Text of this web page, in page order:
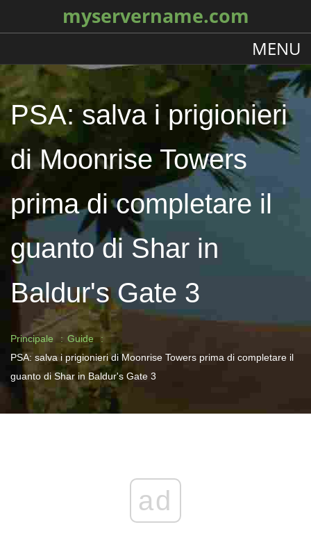
myservername.com
MENU
PSA: salva i prigionieri
di Moonrise Towers
prima di completare il
guanto di Shar in
Baldur's Gate 3
Principale
Guide
PSA: salva i prigionieri di Moonrise Towers prima di completare il
guanto di Shar in Baldur's Gate 3
ad